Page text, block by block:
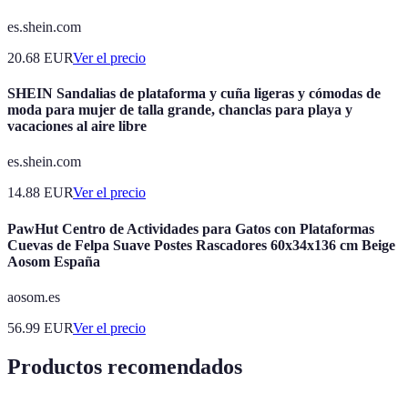
es.shein.com
20.68 EURVer el precio
SHEIN Sandalias de plataforma y cuña ligeras y cómodas de
moda para mujer de talla grande, chanclas para playa y
vacaciones al aire libre
es.shein.com
14.88 EURVer el precio
PawHut Centro de Actividades para Gatos con Plataformas
Cuevas de Felpa Suave Postes Rascadores 60x34x136 cm Beige
Aosom España
aosom.es
56.99 EURVer el precio
Productos recomendados